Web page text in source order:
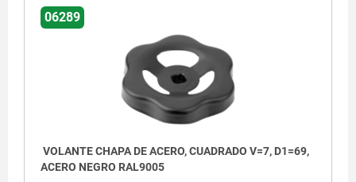
06289
VOLANTE CHAPA DE ACERO, CUADRADO V=7, D1=69,
ACERO NEGRO RAL9005